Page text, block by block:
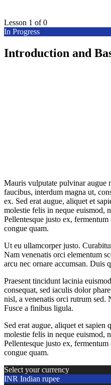
Lesson 1 of 0
In Progress
Introduction and
Mauris vulputate pulvinar augue
faucibus, interdum magna ut,
ex. Sed erat augue, aliquet et
molestie felis in neque euismod,
Pellentesque justo ex,
congue quam.
Ut eu ullamcorper justo.
Nam venenatis orci elementum
arcu nec ornare accumsan. Duis
Praesent tincidunt lacinia
consequat, sed iaculis dolor
nisl, a venenatis orci rutrum sed.
Fusce a finibus ligula.
Sed erat augue, aliquet et
molestie felis in neque euismod,
Pellentesque justo ex,
congue quam.
Select your currency
INR Indian rupee